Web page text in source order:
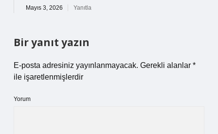
Mayıs 3, 2026 Yanıtla
Bir yanıt yazın
E-posta adresiniz yayınlanmayacak. Gerekli alanlar *
ile işaretlenmişlerdir
Yorum